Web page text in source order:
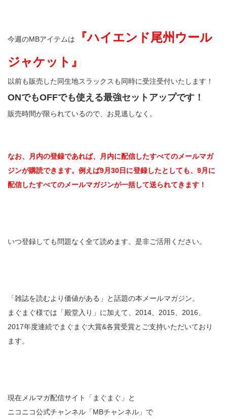
今週のMBアイテムは
『ハイエンド尾州ウール
ジャケット』
以前も販売した同生地スラックスも同時に受注受付いたします！
ONでもOFFでも使える最強セットアップです！
販売時間が限られているので、お見逃しなく。
なお、月内の登録であれば、月内に配信したすべてのメールマガ
ジンが購読できます。例えば9月30日に登録したとしても、9月に
配信したすべてのメールマガジンが一括して送られてきます！
いつ登録しても問題なく全て読めます。是非ご活用ください。
「雑誌を読むより価値がある」と話題の本メールマガジン。
まぐまぐ様では「殿堂入り」に加えて、2014、2015、2016、
2017年度連続でまぐまぐ大賞&各賞受賞とご支持いただいており
ます。
現在メルマガ配信サイト「まぐまぐ」と
ニコニコ公式チャンネル「MBチャンネル」で